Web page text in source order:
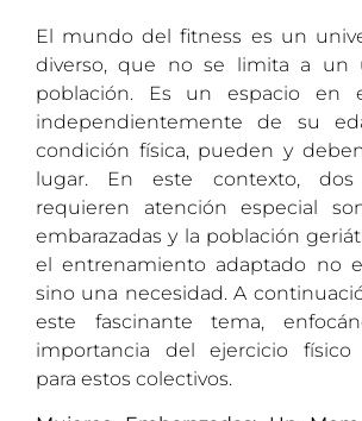
El mundo del fitness es un
diverso, que no se limita a un
población. Es un espacio en
independientemente de su
condición física, pueden y
lugar. En este contexto,
requieren atención especial
embarazadas y la población
el entrenamiento adaptado no
sino una necesidad. A
este fascinante tema,
importancia del ejercicio físico
para estos colectivos.